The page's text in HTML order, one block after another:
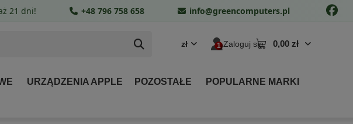
zł Zaloguj się 0,00 zł
URZĄDZENIA APPLE POZOSTAŁE
POPULARNE MARKI
21 dni! +48 796 758 658 info@greencomputers.pl